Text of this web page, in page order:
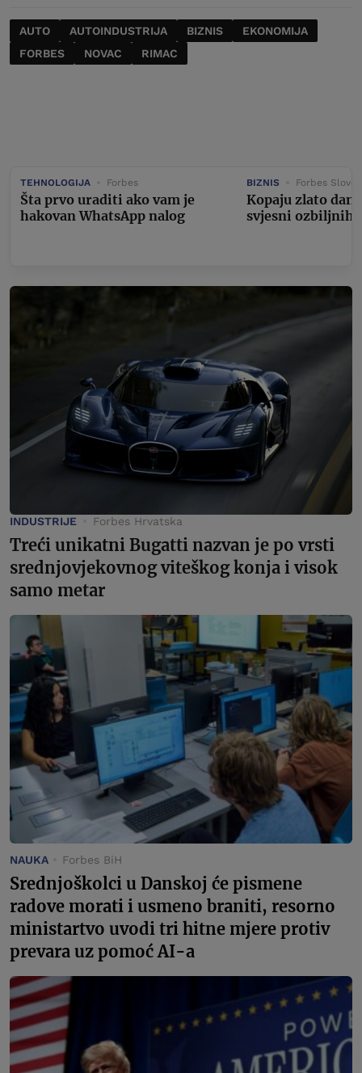
AUTO AUTOINDUSTRIJA BIZNIS
EKONOMIJA
FORBES
NOVAC RIMAC
TEHNOLOGIJA Forbes
Šta prvo uraditi ako vam je
hakovan WhatsApp nalog
BIZNIS Forbes
Kopaju zlato dan
svjesni ozbiljnih
INDUSTRIJE Forbes Hrvatska
Treći unikatni Bugatti nazvan je po vrsti
srednjovjekovnog viteškog konja i visok
samo metar
NAUKA Forbes BiH
Srednjoškolci u Danskoj će pismene
radove morati i usmeno braniti, resorno
ministartvo uvodi tri hitne mjere protiv
prevara uz pomoć AI-a